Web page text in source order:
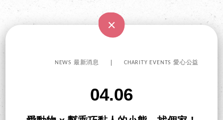
NEWS 最新消息 CHARITY EVENTS 愛心公益
04.06